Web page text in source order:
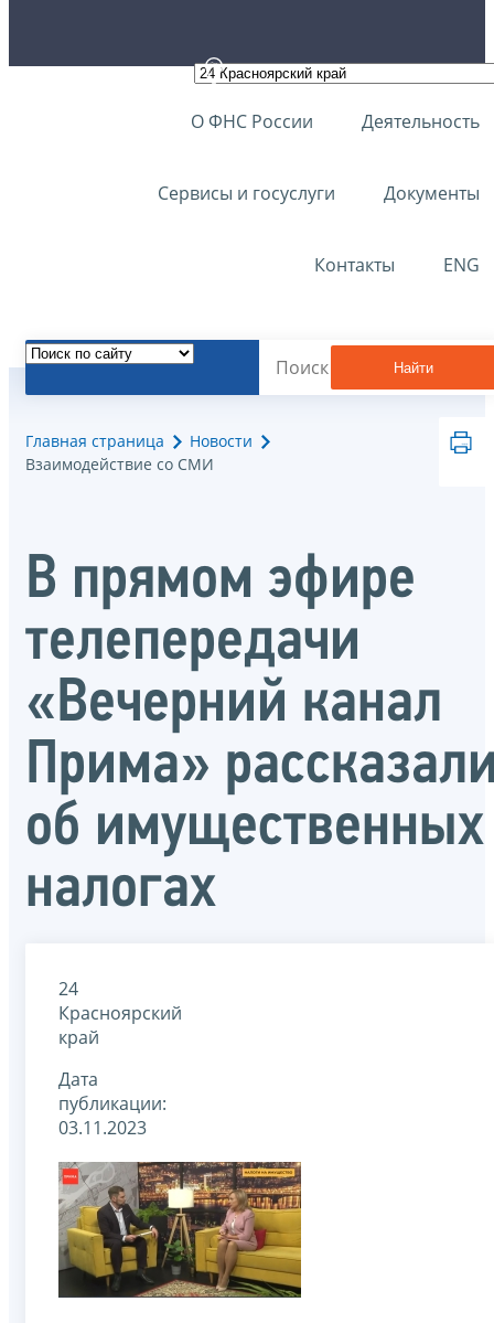
О ФНС России Деятельность
Сервисы и госуслуги Документы
Контакты ENG
Найти
Главная страница
Новости
Взаимодействие со СМИ
В прямом эфире
телепередачи
«Вечерний канал
Прима»
об имущественных
налогах
24
Красноярский
край
Дата
публикации:
03.11.2023